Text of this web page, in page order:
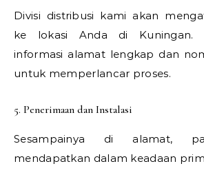
Divisi distribusi kami akan
ke lokasi Anda di Kuningan.
informasi alamat lengkap dan
untuk memperlancar proses.
5. Penerimaan dan Instalasi
Sesampainya di alamat,
mendapatkan dalam keadaan